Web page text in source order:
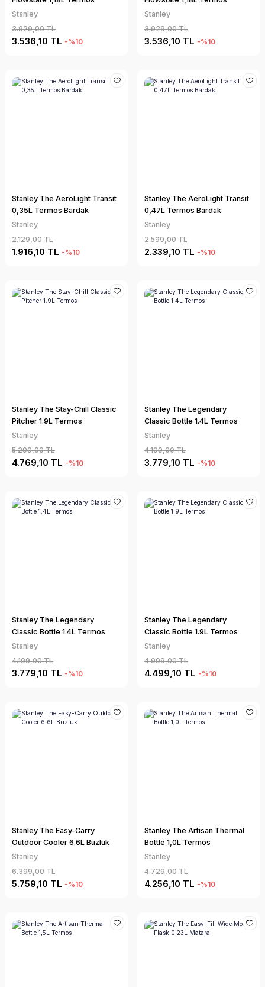
Stanley
3.929,00 TL
3.536,10 TL -%10
Stanley
3.929,00 TL
3.536,10 TL -%10
Stanley The AeroLight Transit
0,35L Termos Bardak
Stanley
2.129,00 TL
1.916,10 TL -%10
Stanley The AeroLight Transit
0,47L Termos Bardak
Stanley
2.599,00 TL
2.339,10 TL -%10
Stanley The Stay-Chill Classic
Pitcher 1.9L Termos
Stanley
5.299,00 TL
4.769,10 TL -%10
Stanley The Legendary
Classic Bottle 1.4L Termos
Stanley
4.199,00 TL
3.779,10 TL -%10
Stanley The Legendary
Classic Bottle 1.4L Termos
Stanley
4.199,00 TL
3.779,10 TL -%10
Stanley The Legendary
Classic Bottle 1.9L Termos
Stanley
4.999,00 TL
4.499,10 TL -%10
Stanley The Easy-Carry
Outdoor Cooler 6.6L Buzluk
Stanley
6.399,00 TL
5.759,10 TL -%10
Stanley The Artisan Thermal
Bottle 1,0L Termos
Stanley
4.729,00 TL
4.256,10 TL -%10